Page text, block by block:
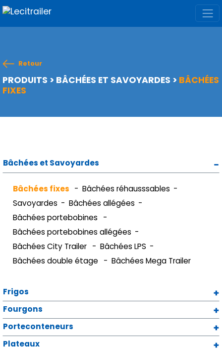
Retour
PRODUITS > BÂCHÉES ET SAVOYARDES > BÂCHÉES
FIXES
Bâchées et Savoyardes
Bâchées fixes
Bâchées réhausssables
Savoyardes
Bâchées allégées
Bâchées portebobines
Bâchées portebobines allégées
Bâchées City Trailer
Bâchées LPS
Bâchées double étage
Bâchées Mega Trailer
Frigos
Fourgons
Porteconteneurs
Plateaux